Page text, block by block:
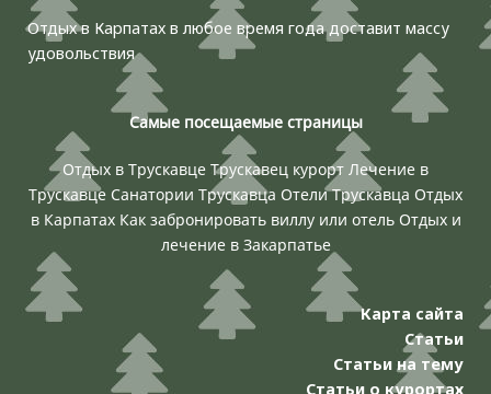
Отдых в Карпатах в любое время года доставит массу
удовольствия
Самые посещаемые страницы
Отдых в Трускавце Трускавец курорт Лечение в
Трускавце Санатории Трускавца Отели Трускавца Отдых
в Карпатах Как забронировать виллу или отель Отдых и
лечение в Закарпатье
Карта сайта
Статьи
Статьи на тему
Статьи о курортах